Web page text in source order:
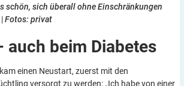
schön, sich überall ohne Einschränkungen
|Fotos: privat
auch beim Diabetes
einen Neustart, zuerst mit den
versorgt zu werden: „Ich habe von einer